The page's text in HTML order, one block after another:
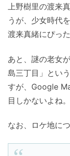
上野樹里の渡来
うが、少女時代
渡来真緒にぴっ
あと、謎の老女
島三丁目」とい
すが、Google
目しかないよね。
なお、ロケ地に